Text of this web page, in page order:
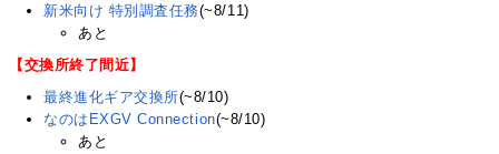
新米向け 特別調査任務(~8/11)
あと
【交換所終了間近】
最終進化ギア交換所(~8/10)
なのはEXGV Connection(~8/10)
あと